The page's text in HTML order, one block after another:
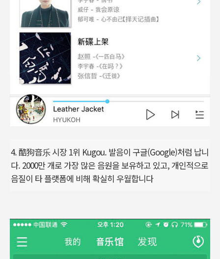
4. 酷狗音乐 시장 1위 Kugou. 발음이 구글(Google)처럼 납니
다. 2000만 개로 가장 많은 음원을 보유하고 있고, 개인적으로
음질이 타 플랫폼에 비해 확실히 우월합니다